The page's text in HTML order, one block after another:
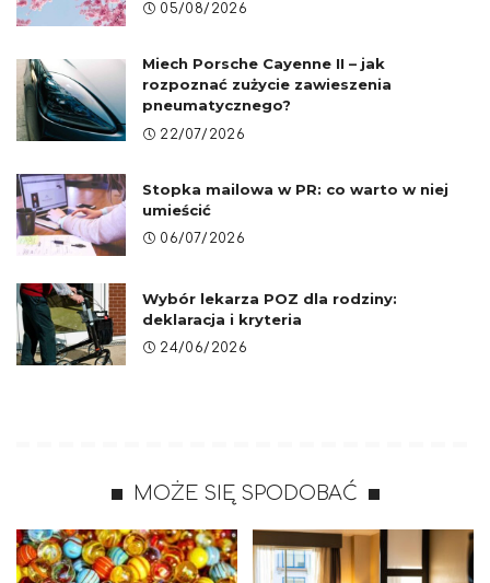
05/08/2026
Miech Porsche Cayenne II – jak
rozpoznać zużycie zawieszenia
pneumatycznego?
22/07/2026
Stopka mailowa w PR: co warto w niej
umieścić
06/07/2026
Wybór lekarza POZ dla rodziny:
deklaracja i kryteria
24/06/2026
MOŻE SIĘ SPODOBAĆ